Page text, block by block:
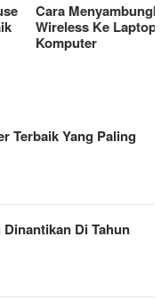
Mouse
Ke Laptop Atau
Terbaik Yang Paling
Di Tahun